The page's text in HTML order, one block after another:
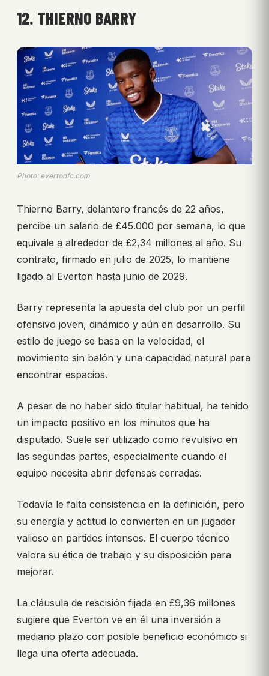
12. THIERNO BARRY
Photo: evertonfc.com
Thierno Barry, delantero francés de 22 años,
percibe un salario de £45.000 por semana, lo que
equivale a alrededor de £2,34 millones al año. Su
contrato, firmado en julio de 2025, lo mantiene
ligado al Everton hasta junio de 2029.
Barry representa la apuesta del club por un perfil
ofensivo joven, dinámico y aún en desarrollo. Su
estilo de juego se basa en la velocidad, el
movimiento sin balón y una capacidad natural para
encontrar espacios.
A pesar de no haber sido titular habitual, ha tenido
un impacto positivo en los minutos que ha
disputado. Suele ser utilizado como revulsivo en
las segundas partes, especialmente cuando el
equipo necesita abrir defensas cerradas.
Todavía le falta consistencia en la definición, pero
su energía y actitud lo convierten en un jugador
valioso en partidos intensos. El cuerpo técnico
valora su ética de trabajo y su disposición para
mejorar.
La cláusula de rescisión fijada en £9,36 millones
sugiere que Everton ve en él una inversión a
mediano plazo con posible beneficio económico si
llega una oferta adecuada.